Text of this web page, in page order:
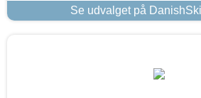
Se udvalget på